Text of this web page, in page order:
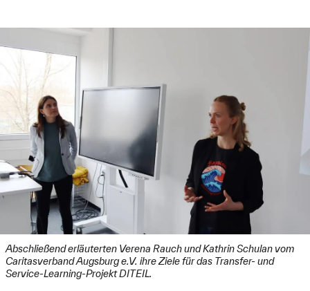
Abschließend erläuterten Verena Rauch und Kathrin Schulan vom
Caritasverband Augsburg e.V. ihre Ziele für das Transfer- und
Service-Learning-Projekt DITEIL.